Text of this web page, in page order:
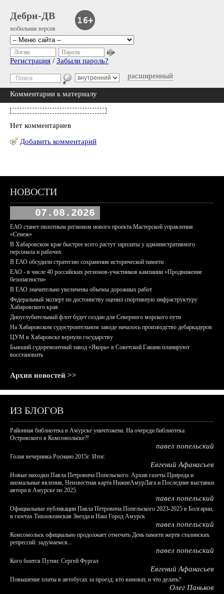
Дебри-ДВ
мобильная версия
расширенный
Логин Пароль
Регистрация / Забыли пароль?
Комментарии к материалу
Нет комментариев
Добавить комментарий
НОВОСТИ
07.08.2026
ЕАО станет пилотным регионом нового проекта Мастерской управления
«Сенеж»
В Хабаровском крае быстрее всего растут зарплаты у административного
персонала и рабочих
В ЕАО обсудили стратегию сохранения исторической памяти
ЕАО - в числе 40 российских регионов-участников кампании «Продвижение
безопасности»
В ЕАО значительно увеличены объемы дорожных работ
Федеральный эксперт по достоинству оценил спортивную инфраструктуру
Хабаровского края
Дноуглубительный флот будет создан для Северного морского пути
На Хабаровском судостроительном заводе началось производство дебаркадеров
ЦУМ в Хабаровске вернули государству
Бывший судоремонтный завод «Якорь» в Советской Гавани планируют
восстановить
Архив новостей >>
ИЗ БЛОГОВ
Районная библиотека в Амурске уничтожена. На очереди библиотека
Островского в Комсомольске?!
павел попельский
Голая вечеринка Роснано 2015г. Итог.
Евгений Афанасьев
Новые находки Павла Петровича Попельского: Архив газеты Природа и
аномальные явления, Неизвестная карта НижнеАмурЛага и Последние выставки
автора в Амурске по 2025
павел попельский
Официальные публикации Павла Петровича Попельского 2023-2025 в Болгарии,
в газетах Тихоокеанская Звезда и Наш Город Амурск
павел попельский
Комсомольск официально продолжает отмечать День памяти жертв сталинских
репрессий: задумаемся...
павел попельский
Кого боится Путин: Сергей Фургал
Евгений Афанасьев
Повышение платы в автобусах за проезд: кто виноват, и что делать?
Олег Паньков